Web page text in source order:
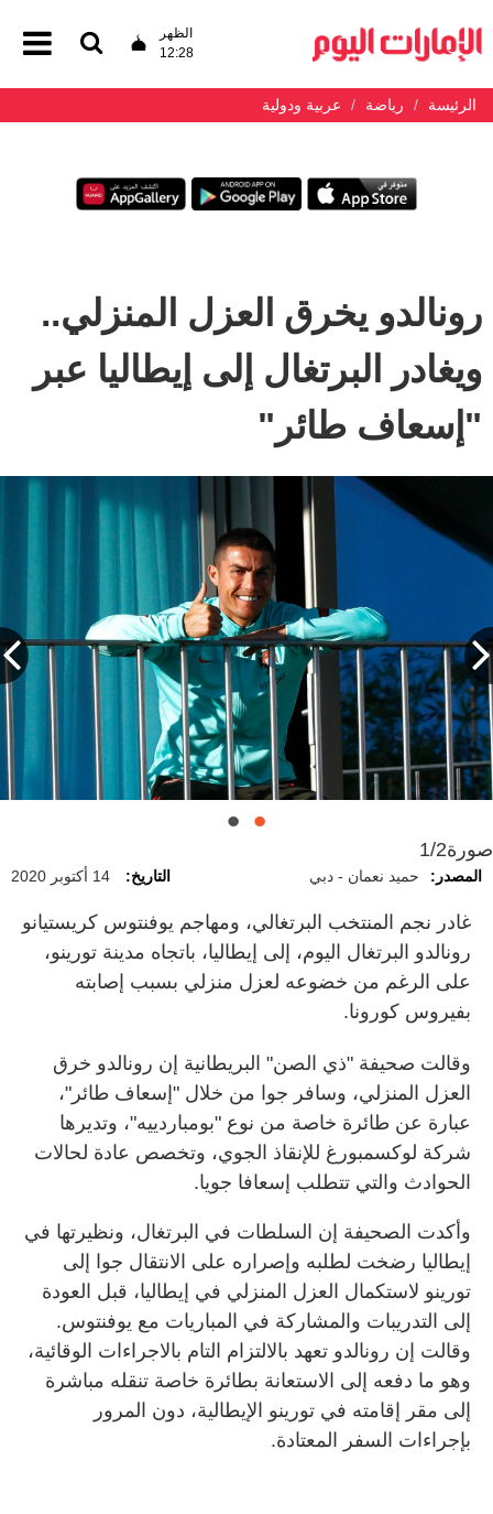
الظهر
12:28
الرئيسة رياضة عربية ودولية
رونالدو يخرق العزل المنزلي..
ويغادر البرتغال إلى إيطاليا عبر
"إسعاف طائر"
صورة1/2
المصدر: حميد نعمان - دبي التاريخ: 14 أكتوبر 2020
غادر نجم المنتخب البرتغالي، ومهاجم يوفنتوس كريستيانو
رونالدو البرتغال اليوم، إلى إيطاليا، باتجاه مدينة تورينو،
على الرغم من خضوعه لعزل منزلي بسبب إصابته
بفيروس كورونا.
وقالت صحيفة "ذي الصن" البريطانية إن رونالدو خرق
العزل المنزلي، وسافر جوا من خلال "إسعاف طائر"،
عبارة عن طائرة خاصة من نوع "بومباردييه"، وتديرها
شركة لوكسمبورغ للإنقاذ الجوي، وتخصص عادة لحالات
الحوادث والتي تتطلب إسعافا جويا.
وأكدت الصحيفة إن السلطات في البرتغال، ونظيرتها في
إيطاليا رضخت لطلبه وإصراره على الانتقال جوا إلى
تورينو لاستكمال العزل المنزلي في إيطاليا، قبل العودة
إلى التدريبات والمشاركة في المباريات مع يوفنتوس.
وقالت إن رونالدو تعهد بالالتزام التام بالاجراءات الوقائية،
وهو ما دفعه إلى الاستعانة بطائرة خاصة تنقله مباشرة
إلى مقر إقامته في تورينو الإيطالية، دون المرور
بإجراءات السفر المعتادة.